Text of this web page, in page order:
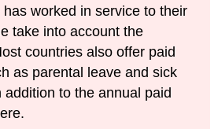
worked in service to their
take into account the
countries also offer paid
as parental leave and sick
addition to the annual paid